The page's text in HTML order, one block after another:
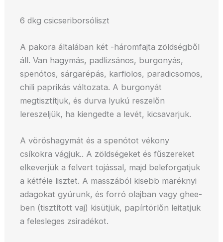
6 dkg csicseriborsóliszt
A pakora általában két -háromfajta zöldségből
áll. Van hagymás, padlizsános, burgonyás,
spenótos, sárgarépás, karfiolos, paradicsomos,
chili paprikás változata. A burgonyát
megtisztítjuk, és durva lyukú reszelőn
lereszeljük, ha kiengedte a levét, kicsavarjuk.
A vöröshagymát és a spenótot vékony
csíkokra vágjuk.. A zöldségeket és fűszereket
elkeverjük a felvert tojással, majd beleforgatjuk
a kétféle lisztet. A masszából kisebb maréknyi
adagokat gyúrunk, és forró olajban vagy ghee-
ben (tisztított vaj) kisütjük, papírtörlőn leitatjuk
a felesleges zsiradékot.